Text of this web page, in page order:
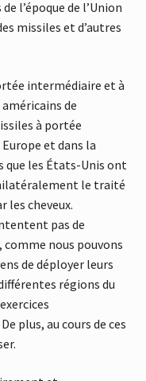
l’époque de l’Union
missiles et d’autres
intermédiaire et à
de
à portée
et dans la
que les États-Unis ont
le traité
les cheveux.
pas de
nous pouvons
de déployer leurs
régions du
plus, au cours de ces